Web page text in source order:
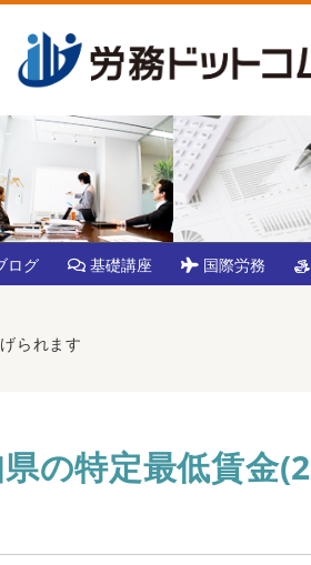
ログ 基礎講座 国際労務
られます
の特定最低賃金(2